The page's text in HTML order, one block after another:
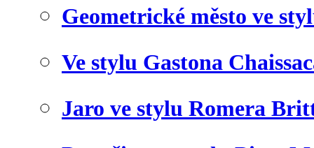
Geometrické město ve
Ve stylu Gastona
Jaro ve stylu Romera